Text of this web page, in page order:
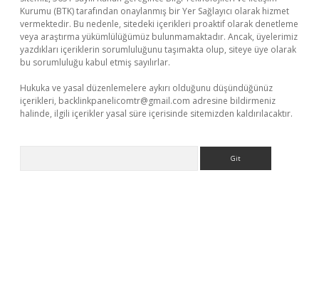
Kurumu (BTK) tarafından onaylanmış bir Yer Sağlayıcı olarak hizmet
vermektedir. Bu nedenle, sitedeki içerikleri proaktif olarak denetleme
veya araştırma yükümlülüğümüz bulunmamaktadır. Ancak, üyelerimiz
yazdıkları içeriklerin sorumluluğunu taşımakta olup, siteye üye olarak
bu sorumluluğu kabul etmiş sayılırlar.
Hukuka ve yasal düzenlemelere aykırı olduğunu düşündüğünüz
içerikleri, backlinkpanelicomtr@gmail.com adresine bildirmeniz
halinde, ilgili içerikler yasal süre içerisinde sitemizden kaldırılacaktır.